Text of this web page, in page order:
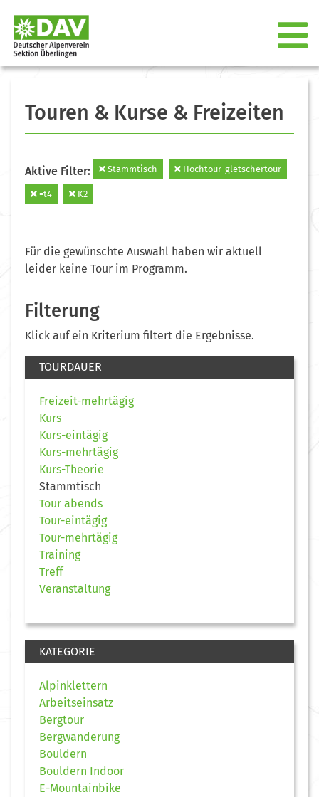
Touren & Kurse & Freizeiten
Aktive Filter: Stammtisch Hochtour-gletschertour
=t4 K2
Für die gewünschte Auswahl haben wir aktuell
leider keine Tour im Programm.
Filterung
Klick auf ein Kriterium filtert die Ergebnisse.
TOURDAUER
Freizeit-mehrtägig
Kurs
Kurs-eintägig
Kurs-mehrtägig
Kurs-Theorie
Stammtisch
Tour abends
Tour-eintägig
Tour-mehrtägig
Training
Treff
Veranstaltung
KATEGORIE
Alpinklettern
Arbeitseinsatz
Bergtour
Bergwanderung
Bouldern
Bouldern Indoor
E-Mountainbike